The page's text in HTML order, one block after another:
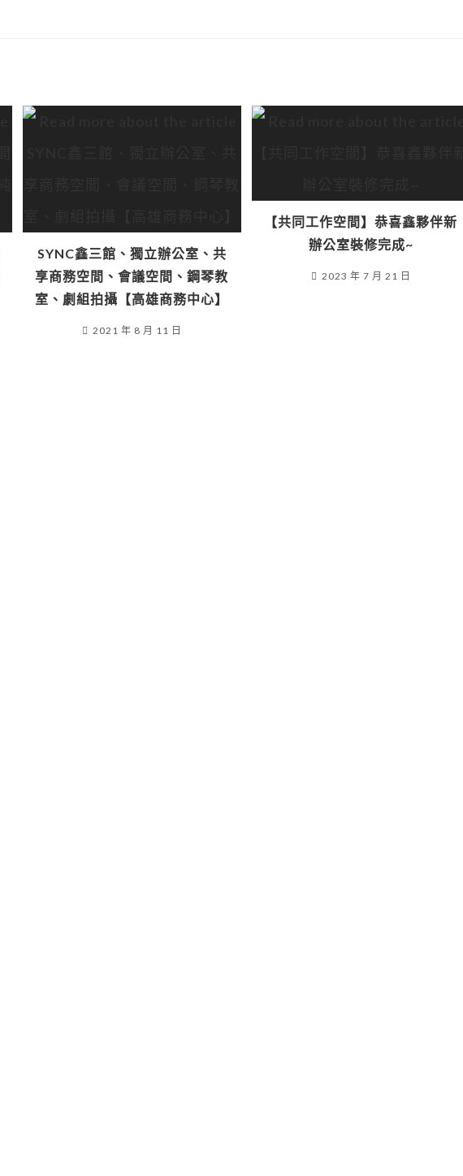
SYNC鑫三館、獨立辦公室、共
享商務空間、會議空間、鋼琴教
室、劇組拍攝【高雄商務中心】
2021 年 8 月 11 日
【共同工作空間】恭喜鑫夥伴新
辦公室裝修完成~
2023 年 7 月 21 日